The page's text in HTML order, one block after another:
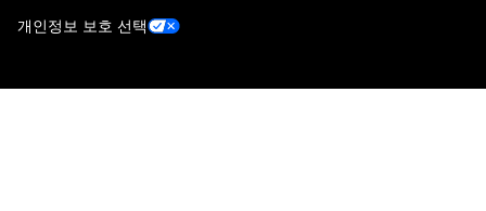
개인정보 보호 선택